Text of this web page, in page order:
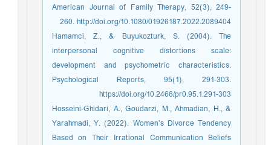
American Journal of Family Therapy, 52(3), 249-
260. http://doi.org/10.1080/01926187.2022.2089404
Hamamci, Z., & Buyukozturk, S. (2004). The
interpersonal cognitive distortions scale:
development and psychometric characteristics.
Psychological Reports, 95(1), 291-303.
https://doi.org/10.2466/pr0.95.1.291-303
Hosseini-Ghidari, A., Goudarzi, M., Ahmadian, H., &
Yarahmadi, Y. (2022). Women’s Divorce Tendency
Based on Their Irrational Communication Beliefs